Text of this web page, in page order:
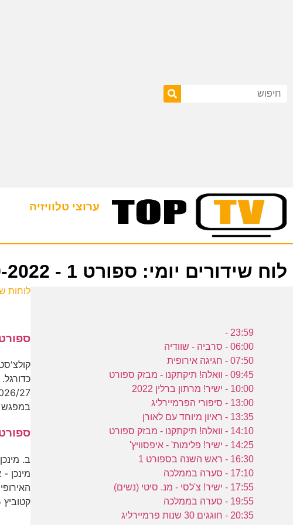
ערוצי טלוויזיה
לוח שידורים יומי: ספורט 1 - 25-09-2022
23:59 -
06:00 - סרביה - שוודיה
07:50 - חגיגה אירופית
09:45 - וואלה! תיקתקנו - מבזק ספורט
10:00 - ישיר! מרתון ברלין 2022
13:00 - סיפורי הפרמיירליג
13:35 - ראיון מיוחד עם לאורן
14:10 - וואלה! תיקתקנו - מבזק ספורט
14:25 - ישיר! פלימות' - איפסוויץ'
16:30 - ראש השנה בספורט 1
17:10 - סערה בממלכה
17:55 - ישיר! צ'לסי - מנ. סיטי (נשים)
19:55 - סערה בממלכה
20:35 - חוגגים 30 שנות פרמיירליג
לוחות
ספורט 1 09-08-
במפגש מול
ספורט 1 08-08-
מינכן
קטוביץ 07:45